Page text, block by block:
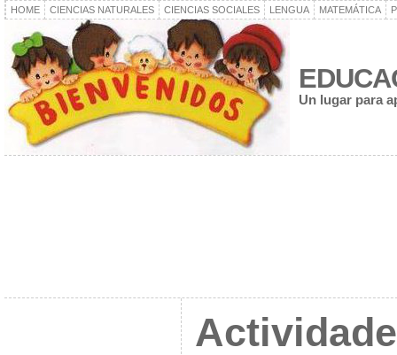
HOME CIENCIAS NATURALES CIENCIAS SOCIALES LENGUA MATEMÁTICA
Un lugar para